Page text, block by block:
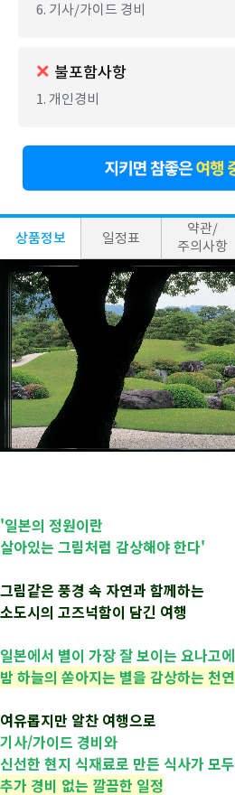
6. 기사/가이드 경비
불포함사항
1. 개인경비
상품정보 일정표
약관/
주의사항
'일본의 정원이란
살아있는 그림처럼 감상해야 한다'
그림같은 풍경 속 자연과 함께하는
소도시의 고즈넉함이 담긴 여행
일본에서 별이 가장 잘 보이는 요나고
밤 하늘의 쏟아지는 별을 감상하는 천
여유롭지만 알찬 여행으로
기사/가이드 경비와
신선한 현지 식재료로 만든 식사가 모
추가 경비 없는 깔끔한 일정